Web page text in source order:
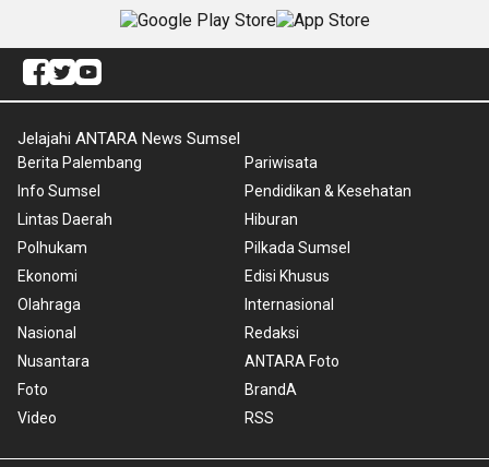
Jelajahi ANTARA News Sumsel
Berita Palembang
Info Sumsel
Lintas Daerah
Polhukam
Ekonomi
Olahraga
Nasional
Nusantara
Foto
Video
Pariwisata
Pendidikan & Kesehatan
Hiburan
Pilkada Sumsel
Edisi Khusus
Internasional
Redaksi
ANTARA Foto
BrandA
RSS